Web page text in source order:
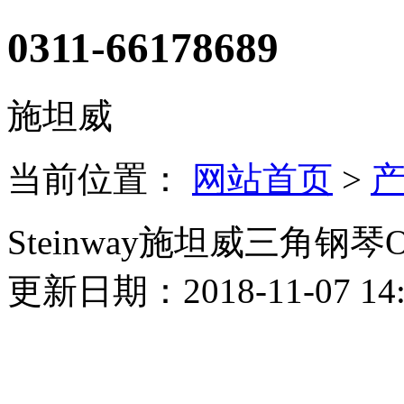
0311-66178689
施坦威
当前位置：
网站首页 >
Steinway施坦威三角钢琴
更新日期：2018-11-07